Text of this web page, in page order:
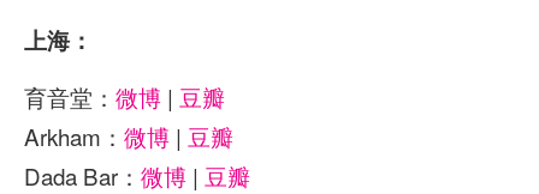
上海：
育音堂： 微博 | 豆瓣
Arkham： 微博 | 豆瓣
Dada Bar： 微博 | 豆瓣